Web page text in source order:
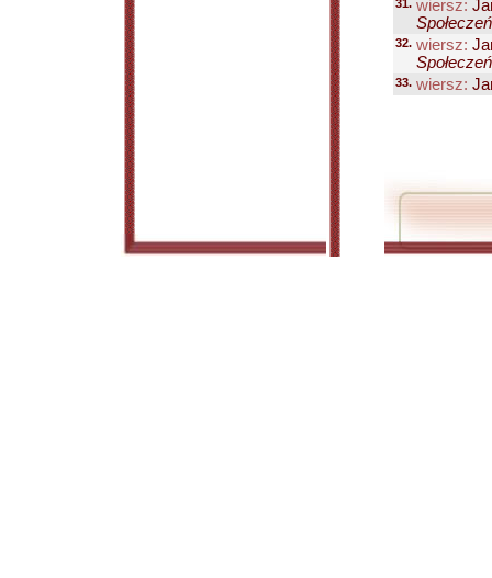
31. wiersz:
32. wiersz:
33. wiersz: